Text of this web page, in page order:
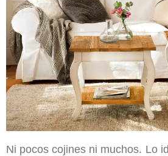
Ni pocos cojines ni muchos. Lo